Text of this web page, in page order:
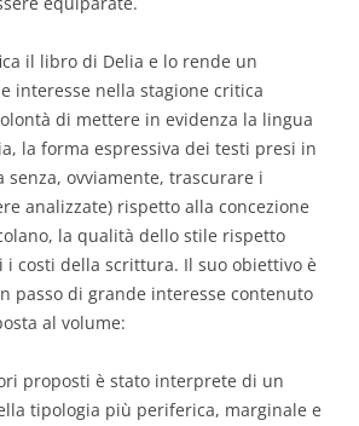
il libro di Delia e lo rende un
interesse nella stagione critica
di mettere in evidenza la lingua
la forma espressiva dei testi presi in
senza, ovviamente, trascurare i
analizzate) rispetto alla concezione
la qualità dello stile rispetto
i costi della scrittura. Il suo obiettivo è
passo di grande interesse contenuto
al volume:
proposti è stato interprete di un
tipologia più periferica, marginale e